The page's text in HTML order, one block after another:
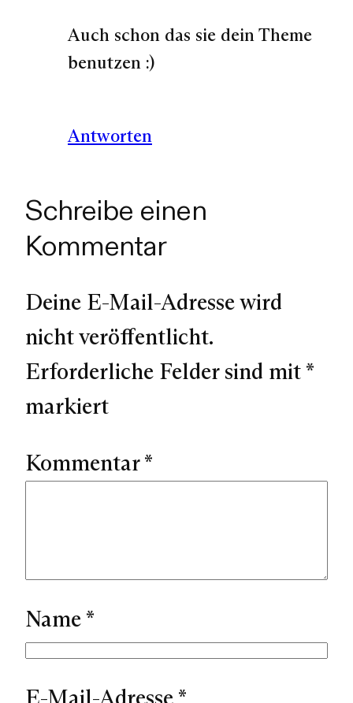
Auch schon das sie dein Theme
benutzen :)
Antworten
Schreibe einen
Kommentar
Deine E-Mail-Adresse wird
nicht veröffentlicht.
Erforderliche Felder sind mit *
markiert
Kommentar*
Name *